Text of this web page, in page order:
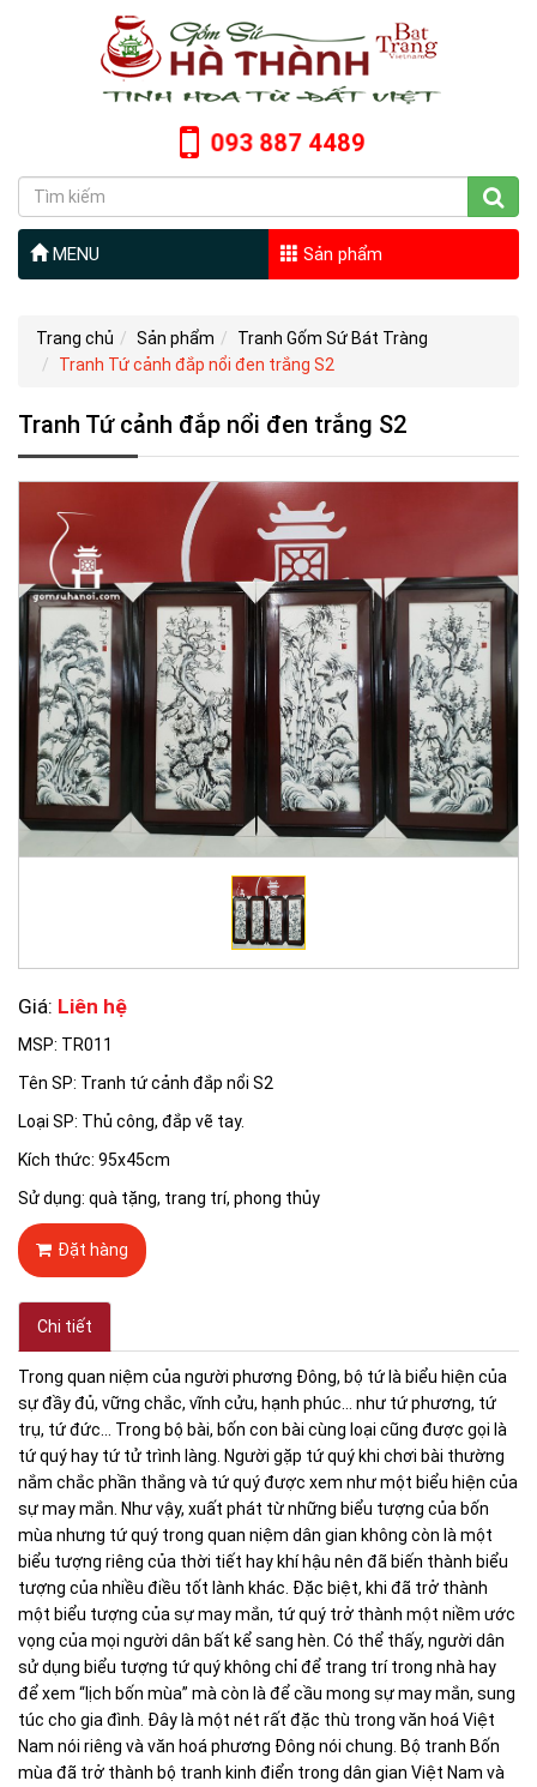
093 887 4489
MENU Sản phẩm
Trang chủ Sản phẩm
Tranh Gốm Sứ Bát Tràng
Tranh Tứ cảnh đắp nổi đen trắng S2
Tranh Tứ cảnh đắp nổi đen trắng S2
Giá: Liên hệ
MSP: TR011
Tên SP: Tranh tứ cảnh đắp nổi S2
Loại SP: Thủ công, đắp vẽ tay.
Kích thức: 95x45cm
Sử dụng: quà tặng, trang trí, phong thủy
Đặt hàng
Chi tiết
Trong quan niệm của người phương Đông, bộ tứ là biểu hiện của
sự đầy đủ, vững chắc, vĩnh cửu, hạnh phúc… như tứ phương, tứ
trụ, tứ đức… Trong bộ bài, bốn con bài cùng loại cũng được gọi là
tứ quý hay tứ tử trình làng. Người gặp tứ quý khi chơi bài thường
nắm chắc phần thắng và tứ quý được xem như một biểu hiện của
sự may mắn. Như vậy, xuất phát từ những biểu tượng của bốn
mùa nhưng tứ quý trong quan niệm dân gian không còn là một
biểu tượng riêng của thời tiết hay khí hậu nên đã biến thành biểu
tượng của nhiều điều tốt lành khác. Đặc biệt, khi đã trở thành
một biểu tượng của sự may mắn, tứ quý trở thành một niềm ước
vọng của mọi người dân bất kể sang hèn. Có thể thấy, người dân
sử dụng biểu tượng tứ quý không chỉ để trang trí trong nhà hay
để xem “lịch bốn mùa” mà còn là để cầu mong sự may mắn, sung
túc cho gia đình. Đây là một nét rất đặc thù trong văn hoá Việt
Nam nói riêng và văn hoá phương Đông nói chung. Bộ tranh Bốn
mùa đã trở thành bộ tranh kinh điển trong dân gian Việt Nam và